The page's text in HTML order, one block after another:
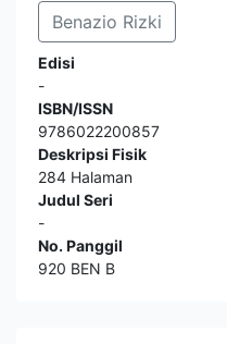
Benazio Rizki
Edisi
-
ISBN/ISSN
9786022200857
Deskripsi Fisik
284 Halaman
Judul Seri
-
No. Panggil
920 BEN B